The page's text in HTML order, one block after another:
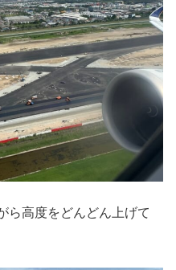
ら高度をどんどん上げて